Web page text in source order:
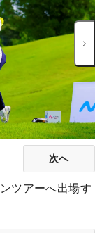
次へ
ツアーへ出場す